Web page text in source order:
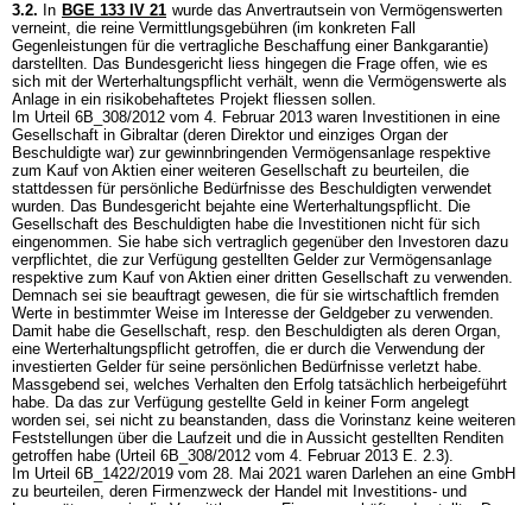
3.2. In BGE 133 IV 21 wurde das Anvertrautsein von Vermögenswerten
verneint, die reine Vermittlungsgebühren (im konkreten Fall
Gegenleistungen für die vertragliche Beschaffung einer Bankgarantie)
darstellten. Das Bundesgericht liess hingegen die Frage offen, wie es
sich mit der Werterhaltungspflicht verhält, wenn die Vermögenswerte als
Anlage in ein risikobehaftetes Projekt fliessen sollen.
Im Urteil 6B_308/2012 vom 4. Februar 2013 waren Investitionen in eine
Gesellschaft in Gibraltar (deren Direktor und einziges Organ der
Beschuldigte war) zur gewinnbringenden Vermögensanlage respektive
zum Kauf von Aktien einer weiteren Gesellschaft zu beurteilen, die
stattdessen für persönliche Bedürfnisse des Beschuldigten verwendet
wurden. Das Bundesgericht bejahte eine Werterhaltungspflicht. Die
Gesellschaft des Beschuldigten habe die Investitionen nicht für sich
eingenommen. Sie habe sich vertraglich gegenüber den Investoren dazu
verpflichtet, die zur Verfügung gestellten Gelder zur Vermögensanlage
respektive zum Kauf von Aktien einer dritten Gesellschaft zu verwenden.
Demnach sei sie beauftragt gewesen, die für sie wirtschaftlich fremden
Werte in bestimmter Weise im Interesse der Geldgeber zu verwenden.
Damit habe die Gesellschaft, resp. den Beschuldigten als deren Organ,
eine Werterhaltungspflicht getroffen, die er durch die Verwendung der
investierten Gelder für seine persönlichen Bedürfnisse verletzt habe.
Massgebend sei, welches Verhalten den Erfolg tatsächlich herbeigeführt
habe. Da das zur Verfügung gestellte Geld in keiner Form angelegt
worden sei, sei nicht zu beanstanden, dass die Vorinstanz keine weiteren
Feststellungen über die Laufzeit und die in Aussicht gestellten Renditen
getroffen habe (Urteil 6B_308/2012 vom 4. Februar 2013 E. 2.3).
Im Urteil 6B_1422/2019 vom 28. Mai 2021 waren Darlehen an eine GmbH
zu beurteilen, deren Firmenzweck der Handel mit Investitions- und